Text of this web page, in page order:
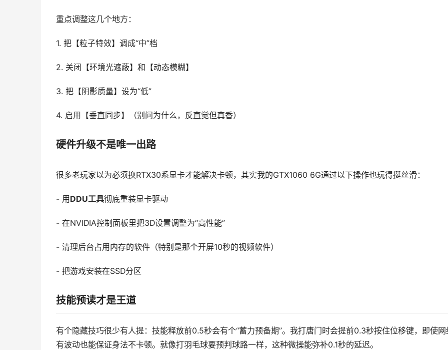
重点调整这几个地方：
1. 把【粒子特效】调成“中”档
2. 关闭【环境光遮蔽】和【动态模糊】
3. 把【阴影质量】设为“低”
4. 启用【垂直同步】（别问为什么，反直觉但真香）
硬件升级不是唯一出路
很多老玩家以为必须换RTX30系显卡才能解决卡顿，其实我的GTX1060 6G通过以下操作也玩得挺丝滑：
- 用 DDU工具彻底重装显卡驱动
- 在NVIDIA控制面板里把3D设置调整为“高性能”
- 清理后台占用内存的软件（特别是那个开屏10秒的视频软件）
- 把游戏安装在SSD分区
技能预读才是王道
有个隐藏技巧很少有人提：技能释放前0.5秒会有个“蓄力预备期”。我打唐门时会提前0.3秒按住位移键，即使网
有波动也能保证身法不卡顿。就像打羽毛球要预判球路一样，这种微操能弥补0.1秒的延迟。